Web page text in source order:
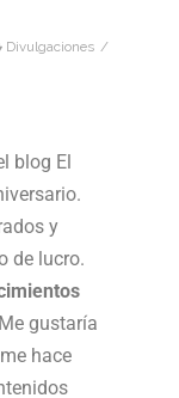
Divulgaciones /
blog El
y
de lucro.
gustaría
hace